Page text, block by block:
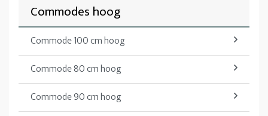
Commodes hoog
Commode 100 cm hoog
Commode 80 cm hoog
Commode 90 cm hoog